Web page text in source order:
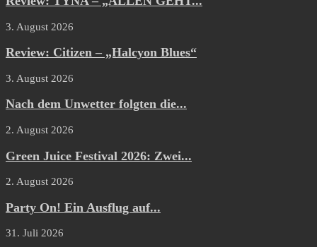
3. August 2026
Review: Citizen – „Halcyon Blues“
3. August 2026
Nach dem Unwetter folgten die...
2. August 2026
Green Juice Festival 2026: Zwei...
2. August 2026
Party On! Ein Ausflug auf...
31. Juli 2026